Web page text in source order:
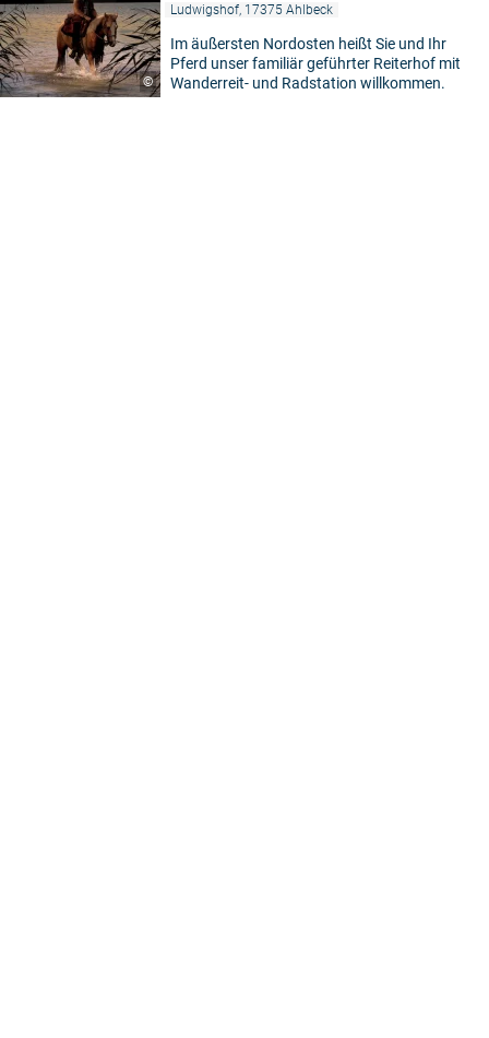
©
Ludwigshof, 17375 Ahlbeck
Im äußersten Nordosten heißt Sie und Ihr
Pferd unser familiär geführter Reiterhof mit
Wanderreit- und Radstation willkommen.